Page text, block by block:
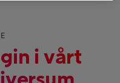
i vårt